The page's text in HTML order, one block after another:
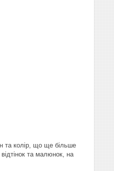
та колір, що ще більше
та малюнок, на